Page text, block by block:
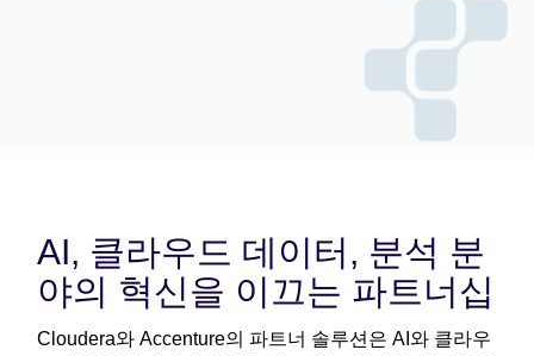
AI, 클라우드 데이터, 분석 분
야의 혁신을 이끄는 파트너십
Cloudera와 Accenture의 파트너 솔루션은 AI와 클라우